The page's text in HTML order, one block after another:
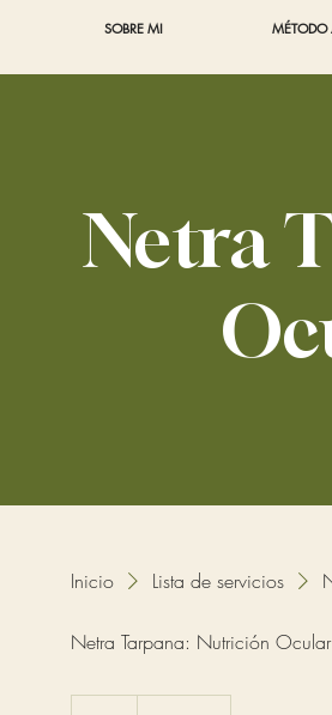
SOBRE MI
Netra
Inicio Lista de servicios
Netra Tarpana: Nutrición